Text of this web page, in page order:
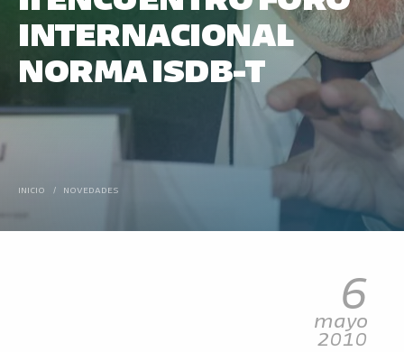
INTERNACIONAL
NORMA ISDB-T
INICIO / NOVEDADES
6
mayo
2010